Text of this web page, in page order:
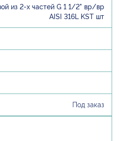
из 2-х частей G 1 1/2" вр/вр
AISI 316L KST шт
Под заказ